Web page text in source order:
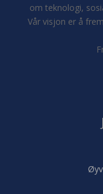
om teknologi,
Vår visjon er å